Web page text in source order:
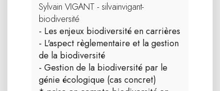
Sylvain VIGANT - silvainvigant-
biodiversité
- Les enjeux biodiversité en carrières
- L'aspect règlementaire et la gestion
de la biodiversité
- Gestion de la biodiversité par le
génie écologique (cas concret)